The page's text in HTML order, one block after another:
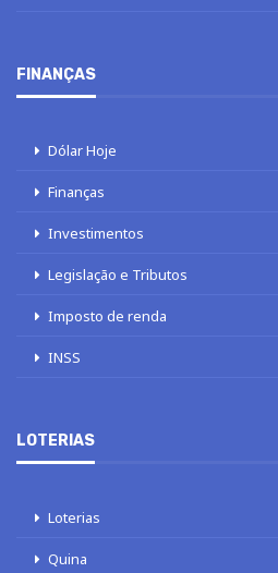
FINANÇAS
Dólar Hoje
Finanças
Investimentos
Legislação e Tributos
Imposto de renda
INSS
LOTERIAS
Loterias
Quina